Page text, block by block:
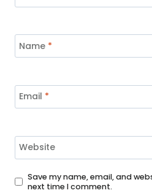
Name *
Email *
Website
Save my name, email, and
next time I comment.